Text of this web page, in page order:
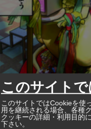
このサイトで
このサイトではCookieを使
用を継続される場合、各種
クッキーの詳細・利用目的
下さい。